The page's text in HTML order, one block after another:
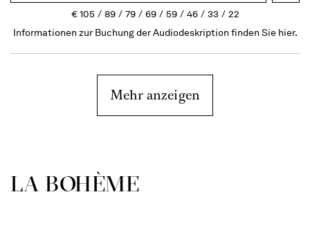
€105 89 79 69 59 46 33
22
Informationen zur Buchung der Audiodeskription finden Sie hier.
Mehr anzeigen
LA BOHÈME